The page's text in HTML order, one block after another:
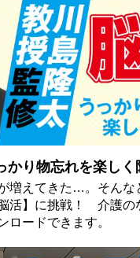
かり物忘れを楽しく
増えてきた…。そんな
活】に挑戦！ 介護の
ロードできます。